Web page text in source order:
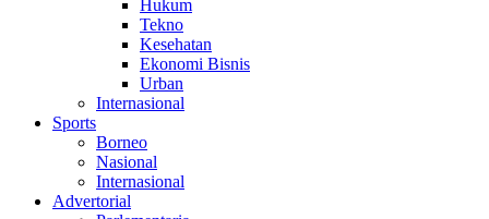
Hukum
Tekno
Kesehatan
Ekonomi Bisnis
Urban
Internasional
Sports
Borneo
Nasional
Internasional
Advertorial